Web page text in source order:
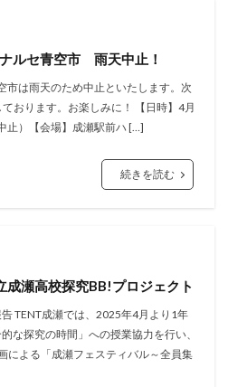
ルセ青空市 雨天中止！
市は雨天のため中止といたします。次
おります。お楽しみに！ 【日時】4月
止）【会場】成瀬駅前ハ […]
続きを読む
成瀬高校探究BB!プロジェクト
TENT成瀬では、2025年4月より1年
な探究の時間」への授業協力を行い、
による「成瀬フェスティバル～全員集